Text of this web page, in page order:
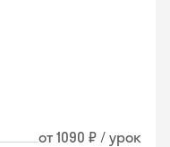
от 1090 ₽ / урок